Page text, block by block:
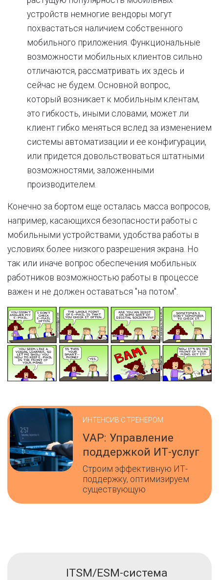
устройств немногие вендоры могут
похвастаться наличием собственного
мобильного приложения. Функциональные
возможности мобильных клиентов сильно
отличаются, рассматривать их здесь и
сейчас не будем. Основной вопрос,
который возникает к мобильным клентам,
это гибкость, иными словами, может ли
клиент гибко меняться вслед за изменением
системы автоматизации и ее конфигурации,
или придется довольствоваться штатными
возможностями, заложенными
производителем.
Конечно за бортом еще осталась масса вопросов,
например, касающихся безопасности работы с
мобильными устройствами, удобства работы в
условиях более низкого разрешения экрана. Но
так или иначе вопрос обеспечения мобильных
работников возможностью работы в процессе
важен и не должен оставаться "на потом".
ИНТЕНСИВ С ТРЕНЕРОМ
VAP: Управление
поддержкой ИТ-услуг
Строим эффективную ИТ-
поддержку, оптимизируем
существующую
ITSM/ESM-система